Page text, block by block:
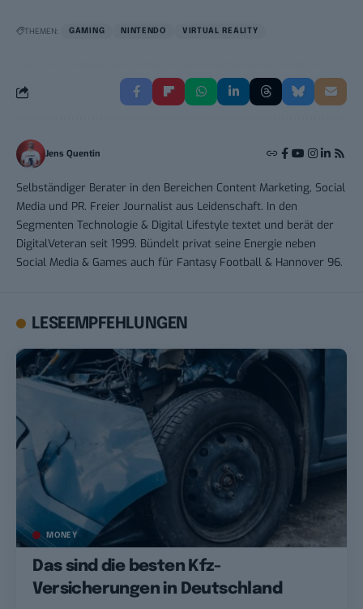
THEMEN: GAMING NINTENDO VIRTUAL REALITY
Jens Quentin
Selbständiger Berater in den Bereichen Content Marketing, Social
Media und PR. Freier Journalist aus Leidenschaft. In den
Segmenten Technologie & Digital Lifestyle textet und berät der
DigitalVeteran seit 1999. Bündelt privat seine Energie neben
Social Media & Games auch für Fantasy Football & Hannover 96.
LESEEMPFEHLUNGEN
MONEY
Das sind die besten Kfz-
Versicherungen in Deutschland